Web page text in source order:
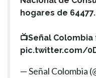
hogares de 64477.
📺Señal Colombia
pic.twitter.com/
— Señal Colombia